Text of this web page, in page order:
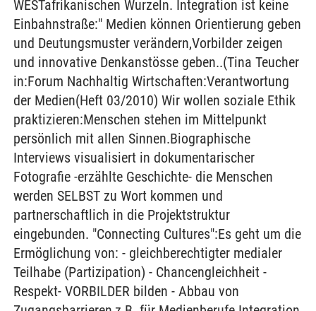
WESTafrikanischen Wurzeln. Integration ist keine
Einbahnstraße:" Medien können Orientierung geben
und Deutungsmuster verändern,Vorbilder zeigen
und innovative Denkanstösse geben..(Tina Teucher
in:Forum Nachhaltig Wirtschaften:Verantwortung
der Medien(Heft 03/2010) Wir wollen soziale Ethik
praktizieren:Menschen stehen im Mittelpunkt
persönlich mit allen Sinnen.Biographische
Interviews visualisiert in dokumentarischer
Fotografie -erzählte Geschichte- die Menschen
werden SELBST zu Wort kommen und
partnerschaftlich in die Projektstruktur
eingebunden. "Connecting Cultures":Es geht um die
Ermöglichung von: - gleichberechtigter medialer
Teilhabe (Partizipation) - Chancengleichheit -
Respekt- VORBILDER bilden - Abbau von